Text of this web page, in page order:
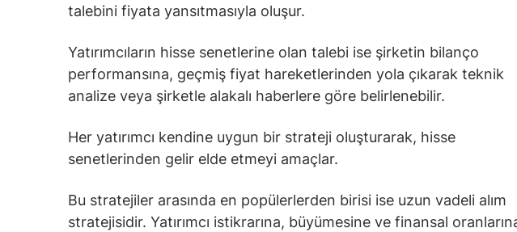
talebini fiyata yansıtmasıyla oluşur.
Yatırımcıların hisse senetlerine olan talebi ise şirketin bilanço
performansına, geçmiş fiyat hareketlerinden yola çıkarak teknik
analize veya şirketle alakalı haberlere göre belirlenebilir.
Her yatırımcı kendine uygun bir strateji oluşturarak, hisse
senetlerinden gelir elde etmeyi amaçlar.
Bu stratejiler arasında en popülerlerden birisi ise uzun vadeli alım
stratejisidir. Yatırımcı istikrarına, büyümesine ve finansal